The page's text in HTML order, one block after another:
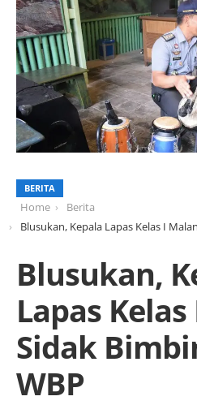
BERITA
Home
Berita
Blusukan, Kepala Lapas Kelas I
Blusukan,
Lapas
Sidak
WBP